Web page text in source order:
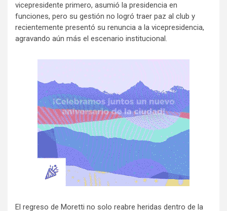
vicepresidente primero, asumió la presidencia en
funciones, pero su gestión no logró traer paz al club y
recientemente presentó su renuncia a la vicepresidencia,
agravando aún más el escenario institucional.
El regreso de Moretti no solo reabre heridas dentro de la